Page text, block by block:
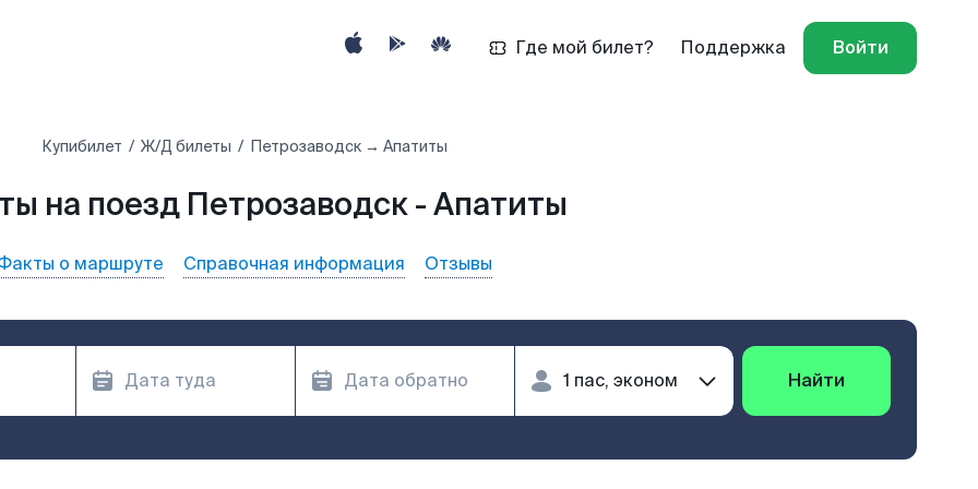
Где мой билет? Поддержка Войти
Купибилет Ж/Д билеты Петрозаводск → Апатиты
на поезд Петрозаводск - Апатиты
о маршруте Справочная информация Отзывы
Найти